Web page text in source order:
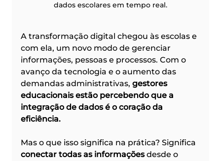
dados escolares em tempo real.
A transformação digital chegou às escolas e
com ela, um novo modo de gerenciar
informações, pessoas e processos. Com o
avanço da tecnologia e o aumento das
demandas administrativas, gestores
educacionais estão percebendo que a
integração de dados é o coração da
eficiência.
Mas o que isso significa na prática? Significa
conectar todas as informações desde o